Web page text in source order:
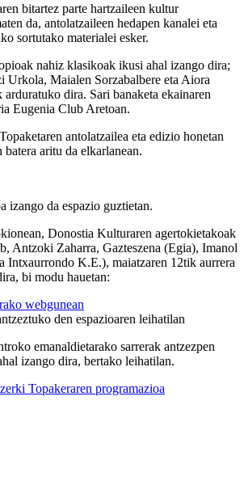
bitartez parte hartzaileen kultur
da, antolatzaileen hedapen kanalei eta
sortutako materialei esker.
nahiz klasikoak ikusi ahal izango dira;
Urkola, Maialen Sorzabalbere eta Aiora
arduratuko dira. Sari banaketa ekainaren
Eugenia Club Aretoan.
antolatzailea eta edizio honetan
aritu da elkarlanean.
izango da espazio guztietan.
Donostia Kulturaren agertokietakoak
Antzoki Zaharra, Gazteszena (Egia), Imanol
Intxaurrondo K.E.), maiatzaren 12tik aurrera
bi modu hauetan:
webgunean
den espazioaren leihatilan
emanaldietarako sarrerak antzezpen
izango dira, bertako leihatilan.
Topakeraren programazioa